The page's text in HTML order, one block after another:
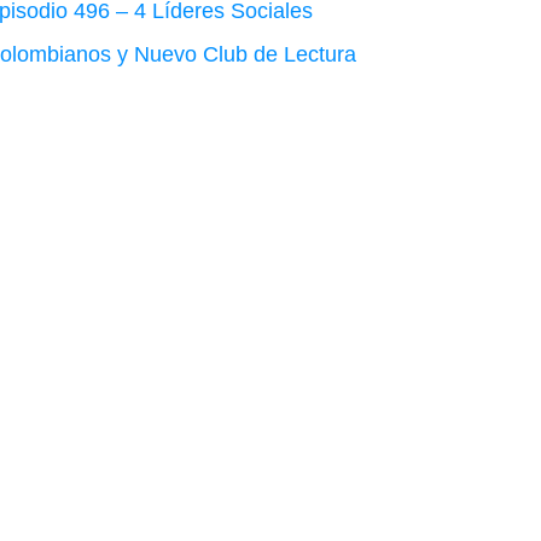
496 – 4 Líderes Sociales
y Nuevo Club de Lectura